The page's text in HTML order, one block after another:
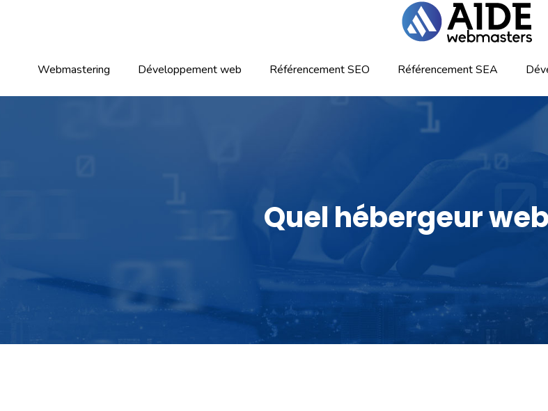
Webmastering Développement web Référencement SEO Référencement SEA
Quel hébergeur